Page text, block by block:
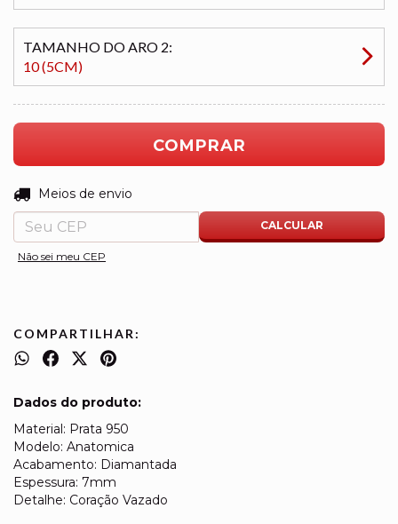
TAMANHO DO ARO 2:
10 (5CM)
Entregas para o CEP:
Meios de envio
CALCULAR
Não sei meu CEP
COMPARTILHAR:
Dados do produto:
Material: Prata 950
Modelo: Anatomica
Acabamento: Diamantada
Espessura: 7mm
Detalhe: Coração Vazado